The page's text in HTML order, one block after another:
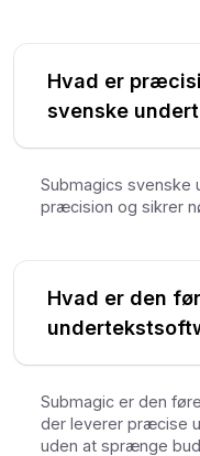
Hvad er
svenske
Submagics svenske
præcision og sikrer
Hvad er den
Submagic er den
der leverer præcise
uden at sprænge